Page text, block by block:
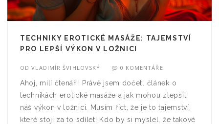
TECHNIKY EROTICKÉ MASÁŽE: TAJEMSTVÍ
PRO LEPŠÍ VÝKON V LOŽNICI
ODVLADIMÍR ŠVIHLOVSKÝ 0 KOMENTÁŘE
Ahoj, milí čtenáři! Právě jsem dočetl článek o
technikách erotické masáže a jak mohou zlepšit
náš výkon v ložnici. Musím říct, že je to tajemství,
které stojí za to sdílet! Kdo by si myslel, že takové